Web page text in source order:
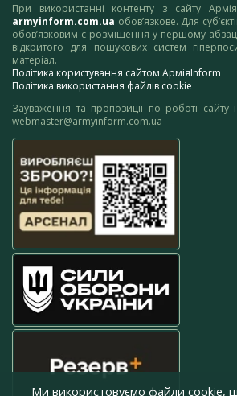
При використанні контенту з сайту
armyinform.com.ua обов’язкове. Для
обов’язковим є розміщення у першому
відкритого для пошукових систем
матеріал.
Політика користування сайтом АрміяInform
Політика використання файлів cookie
Зауваження та пропозиції по роботі сайту
webmaster@armyinform.com.ua
Ми використовуємо файли cookie,